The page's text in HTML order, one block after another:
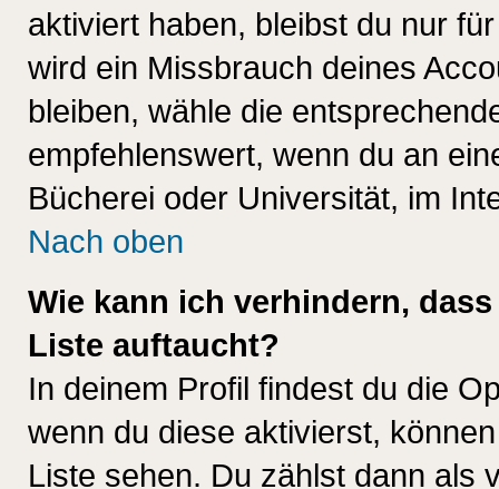
aktiviert haben, bleibst du nur
wird ein Missbrauch deines
bleiben, wähle die
empfehlenswert, wenn du an
Bücherei oder Universität, im
Nach oben
Wie kann ich verhindern,
Liste auftaucht?
In deinem Profil findest du die
wenn du diese aktivierst,
Liste sehen. Du zählst dann als